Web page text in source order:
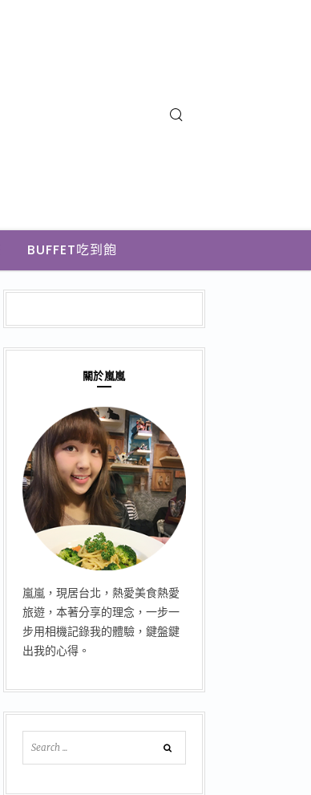
BUFFET吃到飽
關於嵐嵐
嵐嵐，現居台北，熱愛美食熱愛
旅遊，本著分享的理念，一步一
步用相機記錄我的體驗，鍵盤鍵
出我的心得。